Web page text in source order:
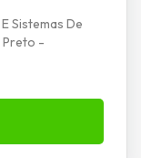
Sistemas De
Preto -